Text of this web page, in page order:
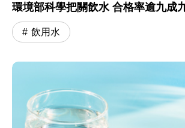
環境部科學把關飲水 合格率逾九成
飲用水